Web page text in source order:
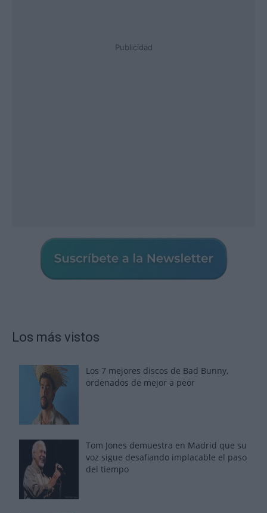
Publicidad
Los más vistos
Los 7 mejores discos de Bad Bunny,
ordenados de mejor a peor
Tom Jones demuestra en Madrid que su
voz sigue desafiando implacable el paso
del tiempo